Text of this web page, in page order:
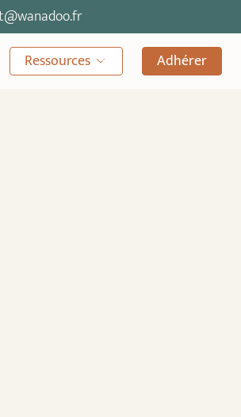
Ressources Adhérer